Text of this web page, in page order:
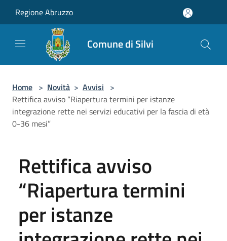
Regione Abruzzo
Comune di Silvi
Home > Novità > Avvisi >
Rettifica avviso “Riapertura termini per istanze
integrazione rette nei servizi educativi per la fascia di età
0-36 mesi”
Rettifica avviso
“Riapertura termini
per istanze